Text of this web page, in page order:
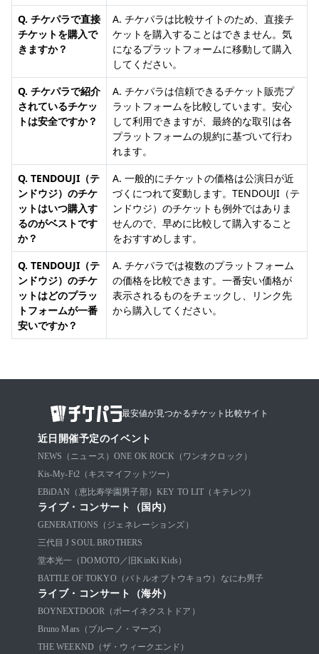
Q. チケパラで直接
チケットを購入で
きますか？
A. チケパラは比較サイトのため、直接チ
ケットを購入することはできません。気
になるプラットフォームに移動して購入
してください。
Q. チケパラで紹介
されているチケッ
トは安全ですか？
A. チケパラは信頼できるチケット販売プ
ラットフォームを比較しています。安心
して利用できますが、最終的な取引は各
プラットフォームの規約に基づいて行わ
れます。
Q. TENDOUJI（テ
ンドウジ）のチケ
ットはいつ購入す
るのがベストです
か？
A. 一般的にチケットの価格は公演日が近
づくにつれて変動します。TENDOUJI（テ
ンドウジ）のチケットも例外ではありま
せんので、早めに比較して購入すること
をおすすめします。
Q. TENDOUJI（テ
ンドウジ）のチケ
ットはどのプラッ
トフォームが一番
安いですか？
A. チケパラでは複数のプラットフォーム
の価格を比較できます。一番安い価格が
表示されるものをチェックし、リンク先
から購入してください。
最安値が見つかるチケット比較サイト
近日開催予定のイベント
NEWS（ニュース） ONE OK ROCK（ワンオクロック）
Kis-My-Ft2（キスマイフットツー）
EBiDAN（恵比寿学園男子部） KEY TO LIT（キテレツ）
ライブ・コンサート（国内）
GENERATIONS（ジェネレーションズ）
三代目 J SOUL BROTHERS
堂本光一（DOMOTO／旧KinKi Kids）
BATTLE OF TOKYO（バトルオブトウキョウ）
なにわ男子
ライブ・コンサート（海外）
BOYNEXTDOOR（ボーイネクストドア）
Bruno Mars（ブルーノ・マーズ）
THE WEEKND（ザ・ウィークエンド）